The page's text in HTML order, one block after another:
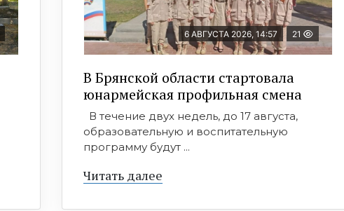
6 АВГУСТА 2026, 14:57 21
В Брянской области стартовала
юнармейская профильная смена
В течение двух недель, до 17 августа,
образовательную и воспитательную
программу будут ...
Читать далее